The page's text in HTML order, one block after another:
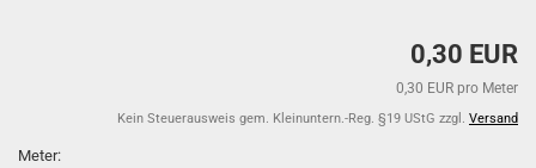
0,30 EUR
0,30 EUR pro Meter
Kein Steuerausweis gem. Kleinuntern.-Reg. §19 UStG zzgl. Versand
Meter: